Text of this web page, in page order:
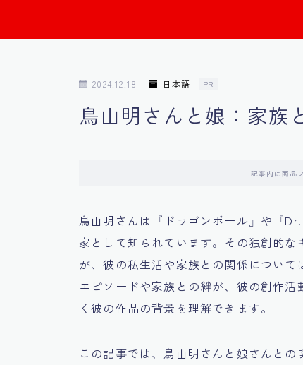
2024.12.18 日本語 PR
鳥山明さんと娘：家族
記事内に商品
鳥山明さんは『ドラゴンボール』や『
家として知られています。その独創的
が、彼の私生活や家族との関係につい
エピソードや家族との絆が、彼の創作
く彼の作品の背景を理解できます。
この記事では、鳥山明さんと娘さんと